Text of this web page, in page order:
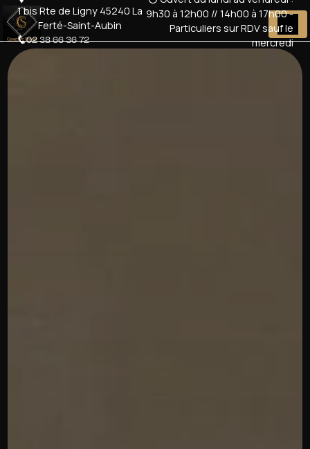
1 bis Rte de Ligny 45240 La
Ferté-Saint-Aubin
02 38 66 36 72
9h30 à 12h00 // 14h00 à 17h00 -
Particuliers sur RDV sauf le
mercredi
Panneau de gestion des cookies